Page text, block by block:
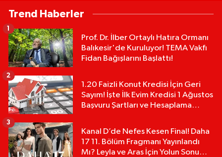
Trend Haberler
Prof. Dr. İlber Ortaylı Hatıra Ormanı
Balıkesir'de Kuruluyor! TEMA Vakfı
Fidan Bağışlarını Başlattı!
1
1.20 Faizli Konut Kredisi İçin Geri
Sayım! İşte İlk Evim Kredisi 1 Ağustos
Başvuru Şartları ve Hesaplama
2
Kanal D’de Nefes Kesen Final! Daha
17 11. Bölüm Fragmanı Yayınlandı
Mı? Leyla ve Aras İçin Yolun Sonu
3